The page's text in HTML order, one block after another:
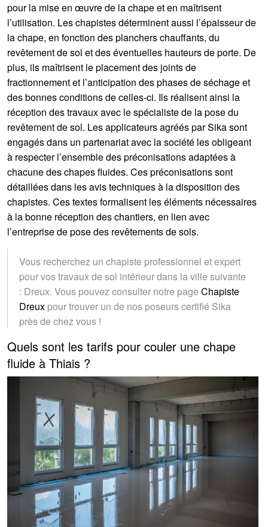
pour la mise en œuvre de la chape et en maîtrisent
l’utilisation. Les chapistes déterminent aussi l’épaisseur de
la chape, en fonction des planchers chauffants, du
revêtement de sol et des éventuelles hauteurs de porte. De
plus, ils maîtrisent le placement des joints de
fractionnement et l’anticipation des phases de séchage et
des bonnes conditions de celles-ci. Ils réalisent ainsi la
réception des travaux avec le spécialiste de la pose du
revêtement de sol. Les applicateurs agréés par Sika sont
engagés dans un partenariat avec la société les obligeant
à respecter l’ensemble des préconisations adaptées à
chacune des chapes fluides. Ces préconisations sont
détaillées dans les avis techniques à la disposition des
chapistes. Ces textes formalisent les éléments nécessaires
à la bonne réception des chantiers, en lien avec
l’entreprise de pose des revêtements de sols.
Vous recherchez un chapiste professionnel et expert
pour vos travaux de sol intérieur dans la ville suivante
: Dreux. Vous pouvez consulter notre page Chapiste
Dreux pour trouver un de nos poseurs certifié Sika
près de chez vous !
Quels sont les tarifs pour couler une chape
fluide à Thiais ?